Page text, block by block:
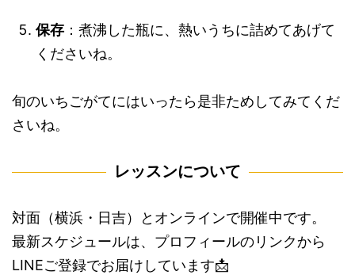
保存 ：煮沸した瓶に、熱いうちに詰めてあげて
くださいね。
旬のいちごがてにはいったら是非ためしてみてくだ
さいね。
レッスンについて
対面（横浜・日吉）とオンラインで開催中です。
最新スケジュールは、プロフィールのリンクから
LINEご登録でお届けしています📩